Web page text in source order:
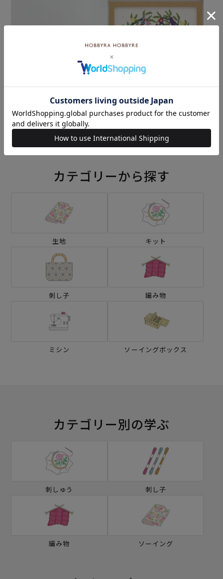
クロスステッチフレーム＜
星まつり＞
¥8,580
クロスステッチフレーム＜
笹飾り＞
¥5,500
カテゴリーから探す
生地 キット
刺し子 編み物
ミシン ソーイングボックス
カテゴリー別の学ぶ
刺しゅう 刺し子
編み物 ソーイング